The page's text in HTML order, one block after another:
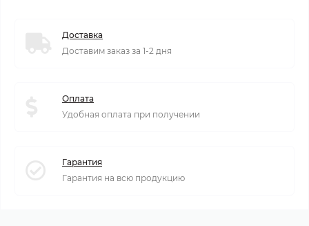
Доставка
Доставим заказ за 1-2 дня
Оплата
Удобная оплата при получении
Гарантия
Гарантия на всю продукцию